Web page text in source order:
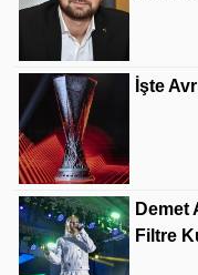
İşte
Demet
Filtre